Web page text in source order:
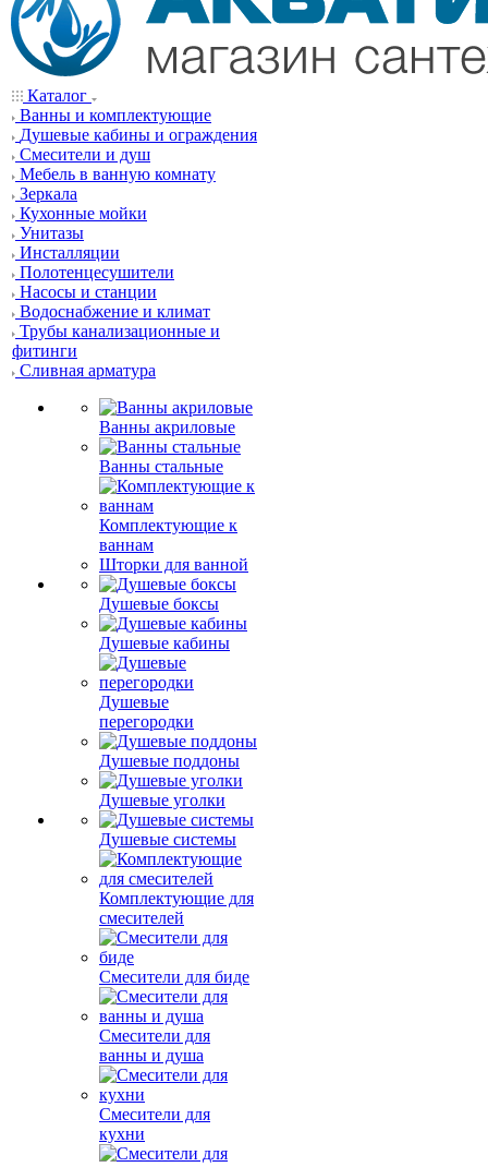
Каталог
Ванны и комплектующие
Душевые кабины и ограждения
Смесители и душ
Мебель в ванную комнату
Зеркала
Кухонные мойки
Унитазы
Инсталляции
Полотенцесушители
Насосы и станции
Водоснабжение и климат
Трубы канализационные и
фитинги
Сливная арматура
Ванны акриловые
Ванны стальные
Комплектующие к
ваннам
Шторки для ванной
Душевые боксы
Душевые кабины
Душевые
перегородки
Душевые поддоны
Душевые уголки
Душевые системы
Комплектующие для
смесителей
Смесители для биде
Смесители для
ванны и душа
Смесители для
кухни